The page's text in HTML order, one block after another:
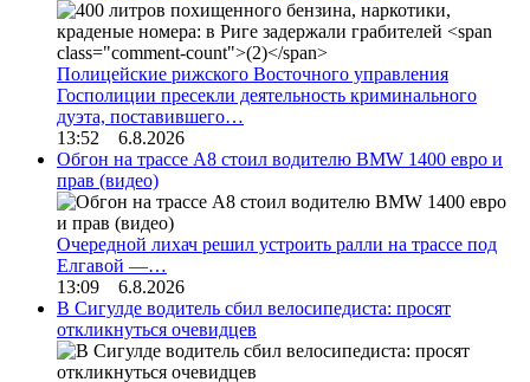
Полицейские рижского Восточного управления
Госполиции пресекли деятельность криминального
дуэта, поставившего…
13:52 6.8.2026
Обгон на трассе А8 стоил водителю BMW 1400 евро и
прав (видео)
Очередной лихач решил устроить ралли на трассе под
Елгавой —…
13:09 6.8.2026
В Сигулде водитель сбил велосипедиста: просят
откликнуться очевидцев